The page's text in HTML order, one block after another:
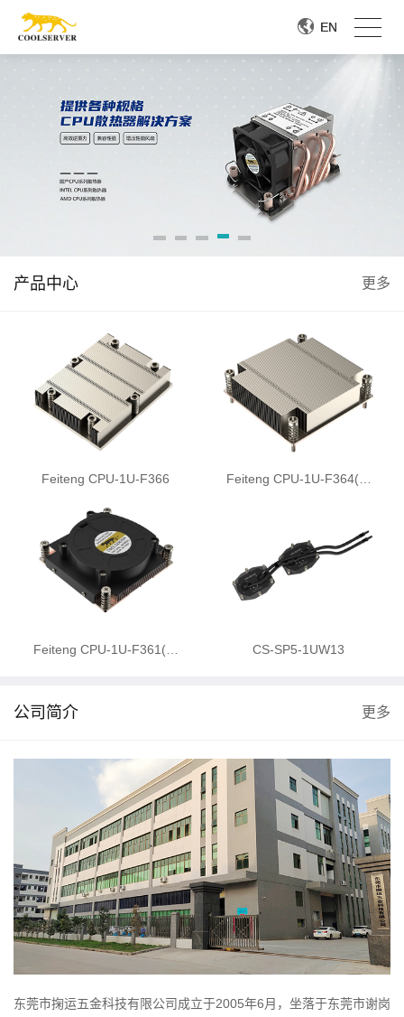
EN
EN
产品中心 更多
Feiteng CPU-1U-F366 Feiteng CPU-1U-F364(…
Feiteng CPU-1U-F361(… CS-SP5-1UW13
公司简介 更多
东莞市掬运五金科技有限公司成立于2005年6月，坐落于东莞市谢岗